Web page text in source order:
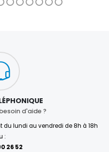
d'aide ?
du lundi au vendredi de 8h à 18h
:
26 52